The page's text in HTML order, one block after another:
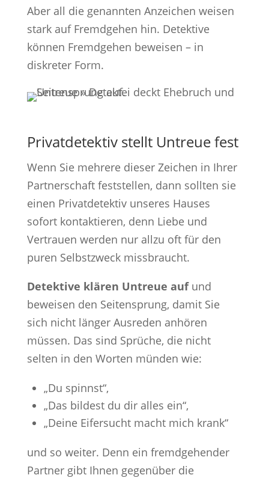
Aber all die genannten Anzeichen weisen
stark auf Fremdgehen hin. Detektive
können Fremdgehen beweisen – in
diskreter Form.
Privatdetektiv stellt Untreue fest
Wenn Sie mehrere dieser Zeichen in Ihrer
Partnerschaft feststellen, dann sollten sie
einen Privatdetektiv unseres Hauses
sofort kontaktieren, denn Liebe und
Vertrauen werden nur allzu oft für den
puren Selbstzweck missbraucht.
Detektive klären Untreue aufund
beweisen den Seitensprung, damit Sie
sich nicht länger Ausreden anhören
müssen. Das sind Sprüche, die nicht
selten in den Worten münden wie:
„Du spinnst“,
„Das bildest du dir alles ein“,
„Deine Eifersucht macht mich krank“
und so weiter. Denn ein fremdgehender
Partner gibt Ihnen gegenüber die